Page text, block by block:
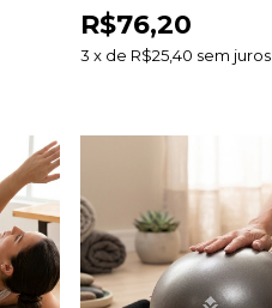
R$76,20
3 x de R$25,40 sem juros